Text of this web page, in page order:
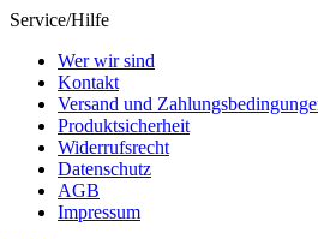
Service/Hilfe
Wer wir sind
Kontakt
Versand und
Produktsicherheit
Widerrufsrecht
Datenschutz
AGB
Impressum